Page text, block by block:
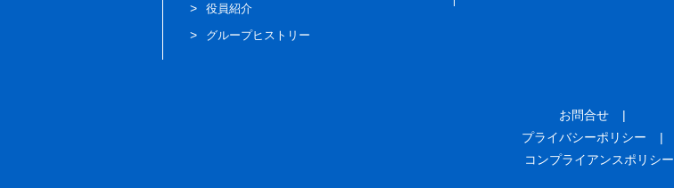
役員紹介
グループヒストリー
お問合せ
プライバシーポリシー
コンプライアンスポリシー